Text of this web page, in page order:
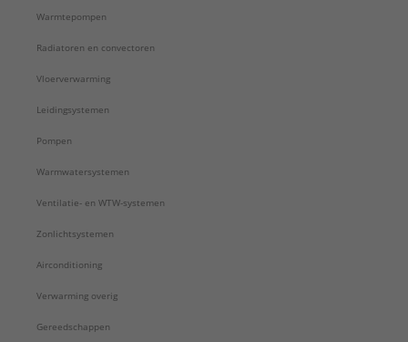
Warmtepompen
Radiatoren en convectoren
Vloerverwarming
Leidingsystemen
Pompen
Warmwatersystemen
Ventilatie- en WTW-systemen
Zonlichtsystemen
Airconditioning
Verwarming overig
Gereedschappen